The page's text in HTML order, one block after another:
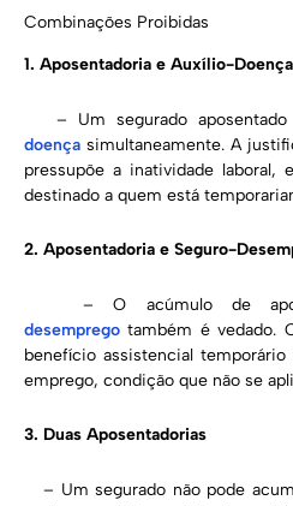
Combinações Proibidas
1. Aposentadoria e Auxílio-Doença
– Um segurado aposentado
doença simultaneamente. A
pressupõe a inatividade laboral,
destinado a quem está
2. Aposentadoria e Seguro-
– O acúmulo de
desemprego também é vedado.
benefício assistencial
emprego, condição que não se
3. Duas Aposentadorias
– Um segurado não pode